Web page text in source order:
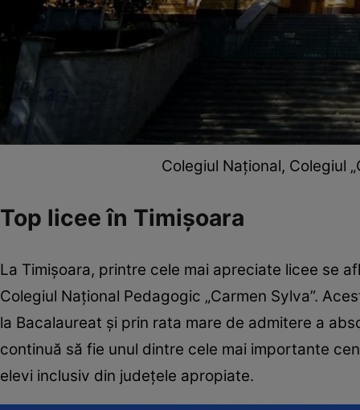
Colegiul Național, Colegiul
Top licee în Timișoara
La Timișoara, printre cele mai apreciate licee se
Colegiul Național Pedagogic „Carmen Sylva”.
la Bacalaureat și prin rata mare de admitere a
continuă să fie unul dintre cele mai importante
elevi inclusiv din județele apropiate.